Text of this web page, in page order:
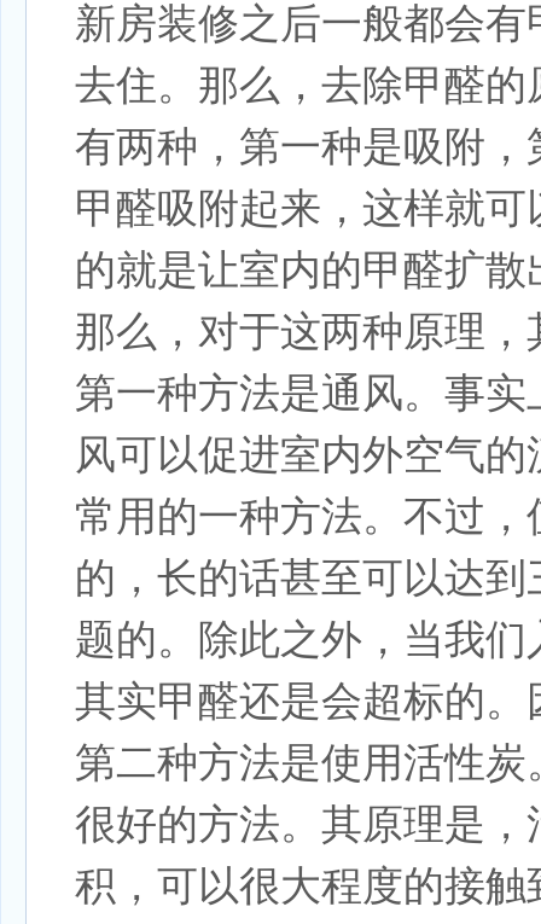
新房装修之后一般都会
去住。那么，去除甲醛
有两种，第一种是吸附
甲醛吸附起来，这样就
的就是让室内的甲醛扩
那么，对于这两种原理
第一种方法是通风。事
风可以促进室内外空气
常用的一种方法。不过
的，长的话甚至可以达
题的。除此之外，当我
其实甲醛还是会超标的
第二种方法是使用活性
很好的方法。其原理是
积，可以很大程度的接